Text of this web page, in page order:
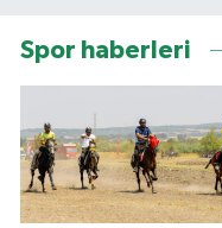
Spor haberleri